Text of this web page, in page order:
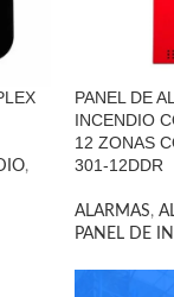
,
PANEL DE
INCENDIO
12 ZONAS
301-12DDR
ALARMAS,
PANEL DE